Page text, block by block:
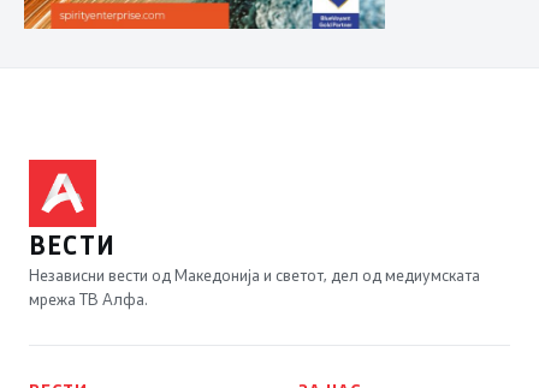
ВЕСТИ
Независни вести од Македонија и светот, дел од медиумската
мрежа ТВ Алфа.